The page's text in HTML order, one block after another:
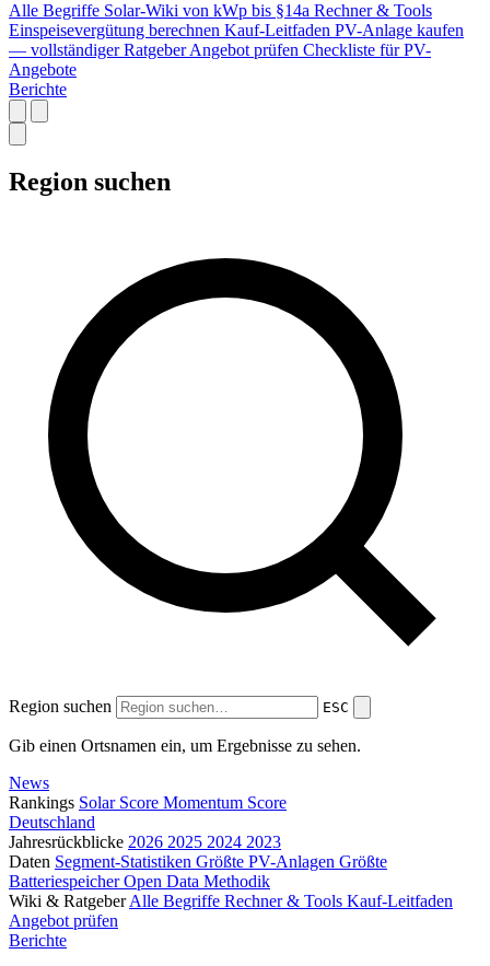
Alle Begriffe Solar-Wiki von kWp bis §14a Rechner & Tools
Einspeisevergütung berechnen Kauf-Leitfaden PV-Anlage kaufen
— vollständiger Ratgeber Angebot prüfen Checkliste für PV-
Angebote
Berichte
Region suchen
Region suchen ESC
Gib einen Ortsnamen ein, um Ergebnisse zu sehen.
News
Rankings Solar Score Momentum Score
Deutschland
Jahresrückblicke 2026 2025 2024 2023
Daten Segment-Statistiken Größte PV-Anlagen Größte
BatteriespeicherOpen Data Methodik
Wiki & Ratgeber Alle Begriffe Rechner & Tools Kauf-Leitfaden
Angebot prüfen
Berichte